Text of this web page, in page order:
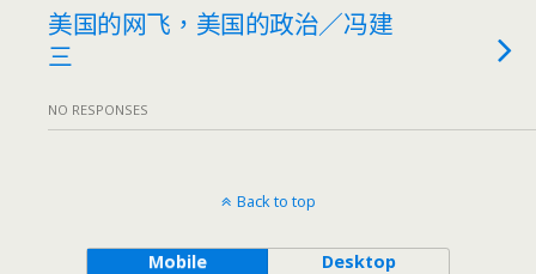
美国的网飞，美国的政治／冯建
三
NO RESPONSES
Back to top
Mobile Desktop